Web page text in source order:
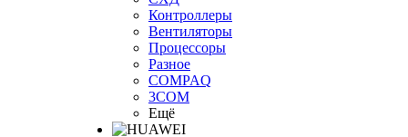
Контроллеры
Вентиляторы
Процессоры
Разное
COMPAQ
3COM
Ещё